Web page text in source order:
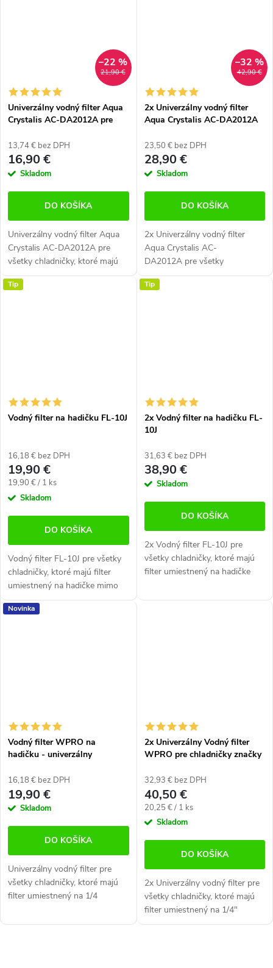
21,90 €
–22 %
Univerzálny vodný filter Aqua
Crystalis AC-DA2012A pre
ďalšie
13,74 € bez DPH
16,90 €
Skladom
DO KOŠÍKA
Univerzálny vodný filter Aqua
Crystalis AC-DA2012A pre
všetky chladničky, ktoré majú
filter umiestnené na hadičke.
Pripojenie skrutkovaním.
42,90 €
–32 %
2x Univerzálny vodný filter
Aqua Crystalis AC-DA2012A
ďalšie
23,50 € bez DPH
28,90 €
Skladom
DO KOŠÍKA
2x Univerzálny vodný filter
Aqua Crystalis AC-
DA2012A pre všetky
chladničky, ktoré majú filter
umiestnené na hadičke.
Tip
Vodný filter na hadičku FL-10J
16,18 € bez DPH
19,90 €
Jednotková
cena:
19,90 € / 1 ks
Skladom
DO KOŠÍKA
Vodný filter FL-10J pre všetky
chladničky, ktoré majú filter
umiestnený na hadičke mimo
chladničku. Plnohodnotná
náhrada originálnych filtrov.
Tip
2x Vodný filter na hadičku FL-
10J
31,63 € bez DPH
38,90 €
Skladom
DO KOŠÍKA
2x Vodný filter FL-10J pre
všetky chladničky, ktoré majú
filter umiestnený na hadičke
Plnohodnotná náhrada
Novinka
Vodný filter WPRO na
hadičku - univerzálny
16,18 € bez DPH
19,90 €
Skladom
DO KOŠÍKA
Univerzálny vodný filter pre
všetky chladničky, ktoré majú
filter umiestnený na 1/4
chladničky, ktoré majú filter
2x Univerzálny Vodný filter
WPRO pre chladničky značky
32,93 € bez DPH
40,50 €
Jednotková
cena:
20,25 € / 1 ks
Skladom
DO KOŠÍKA
2x Univerzálny vodný filter pre
všetky chladničky, ktoré majú
filter umiestnený na 1/4"
hadičke. Vhodné pre všetky